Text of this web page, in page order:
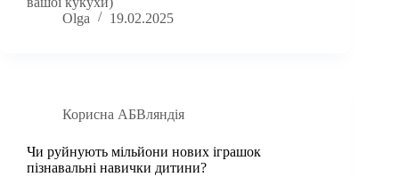
Olga
19.02.2025
Корисна АБВляндія
Чи руйнують мільйони нових іграшок
пізнавальні навички дитини?